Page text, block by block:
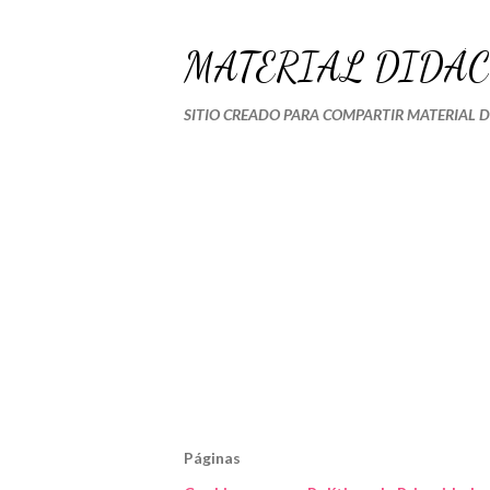
MATERIAL
SITIO CREADO PARA COMPARTIR MATERIAL
Páginas